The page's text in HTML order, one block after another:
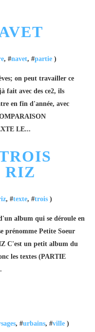
, #navet, #partie )
on peut travailler ce
fait avec des ce2, ils
en fin d'année, avec
LE...
RIZ
, #texte, #trois )
album qui se déroule en
prénomme Petite Soeur
C'est un petit album du
les textes (PARTIE
, #urbains, #ville )